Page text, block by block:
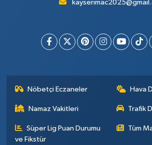
Nöbetçi Eczaneler Hava
Namaz Vakitleri Trafik
Süper Lig Puan Durumu
ve Fikstür
Tüm